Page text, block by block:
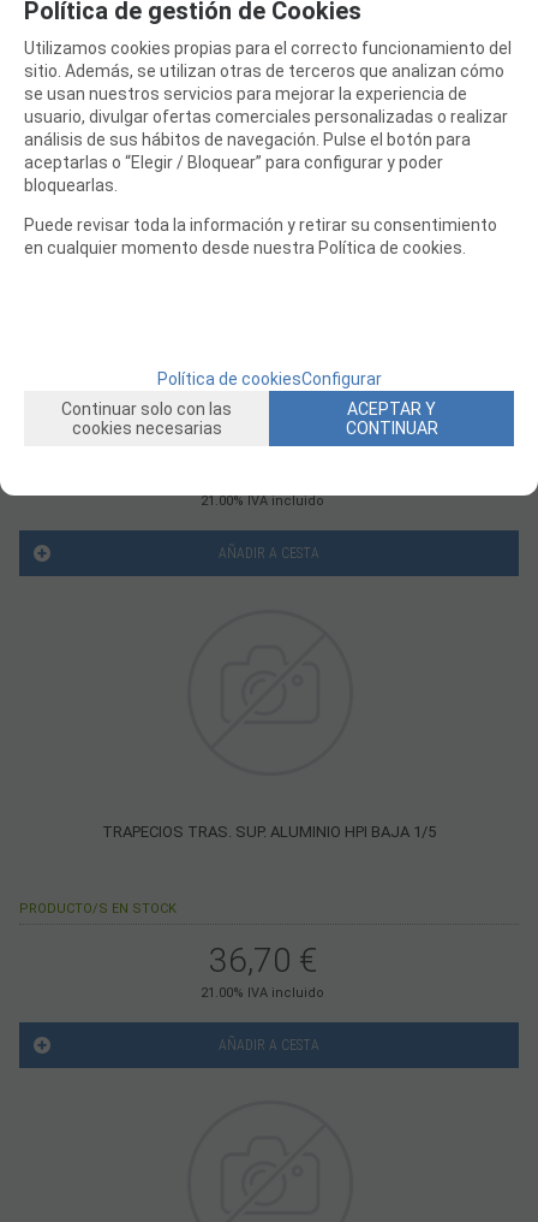
21.00% IVA incluido
AÑADIR A CESTA
PRODUCTO/S EN STOCK
21.00% IVA incluido
AÑADIR A CESTA
TRAPECIOS TRAS. SUP. ALUMINIO HPI BAJA 1/5
PRODUCTO/S EN STOCK
36,70 €
21.00% IVA incluido
AÑADIR A CESTA
Política de gestión de Cookies
Utilizamos cookies propias para el correcto funcionamiento del
sitio. Además, se utilizan otras de terceros que analizan cómo
se usan nuestros servicios para mejorar la experiencia de
usuario, divulgar ofertas comerciales personalizadas o realizar
análisis de sus hábitos de navegación. Pulse el botón para
aceptarlas o “Elegir / Bloquear” para configurar y poder
bloquearlas.
Puede revisar toda la información y retirar su consentimiento
en cualquier momento desde nuestra Política de cookies.
Política de cookiesConfigurar
Continuar solo con las
cookies necesarias
ACEPTAR Y
CONTINUAR